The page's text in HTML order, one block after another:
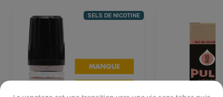
SELS DE NICOTINE